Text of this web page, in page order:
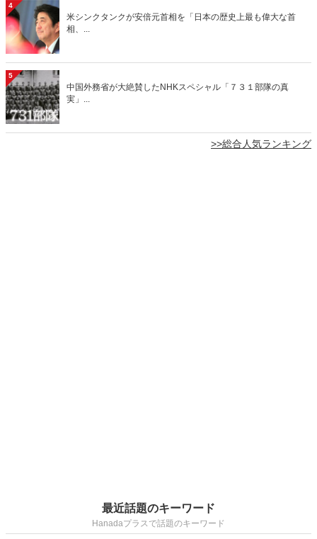
4
米シンクタンクが安倍元首相を「日本の歴史上最も偉大な首
相、...
5
中国外務省が大絶賛したNHKスペシャル「７３１部隊の真
実」...
>>総合人気ランキング
最近話題のキーワード
Hanadaプラスで話題のキーワード